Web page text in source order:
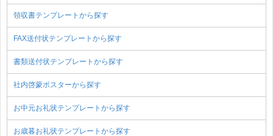
領収書テンプレートから探す
FAX送付状テンプレートから探す
書類送付状テンプレートから探す
社内啓蒙ポスターから探す
お中元お礼状テンプレートから探す
お歳暮お礼状テンプレートから探す